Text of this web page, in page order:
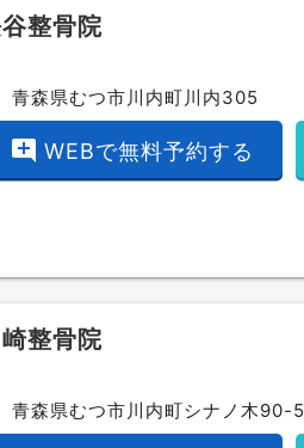
整骨院
青森県むつ市川内町川内305
add_comment WEBで無料予約する
整骨院
青森県むつ市川内町シナノ木90-5